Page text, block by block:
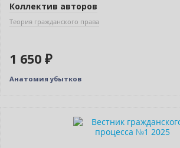
Коллектив авторов
Теория гражданского права
1 650 ₽
Анатомия убытков